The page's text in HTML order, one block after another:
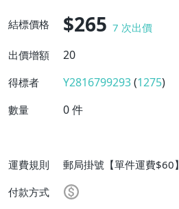
結標價格 $265 7 次出價
出價增額
20
得標者 Y2816799293(1275)
數量 0件
運費規則
郵局掛號【單件運費$60】
付款方式